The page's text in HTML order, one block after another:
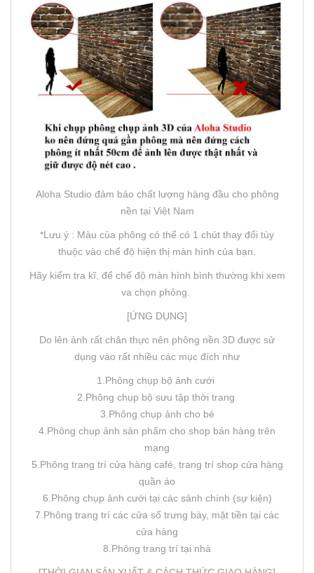
Aloha Studio đảm bảo chất lượng hàng đầu cho phông
nền tại Việt Nam
*Lưu ý : Màu của phông có thể có 1 chút thay đổi tùy
thuộc vào chế độ hiện thị màn hình của bạn.
Hãy kiểm tra kĩ, để chế độ màn hình bình thường khi xem
va chọn phông.
[ỨNG DỤNG]
Do lên ảnh rất chân thực nên phông nền 3D được sử
dụng vào rất nhiều các mục đích như
1.Phông chụp bộ ảnh cưới
2.Phông chụp bộ sưu tập thời trang
3.Phông chụp ảnh cho bé
4.Phông chụp ảnh sản phẩm cho shop bán hàng trên
mạng
5.Phông trang trí cửa hàng café, trang trí shop cửa hàng
quần áo
6.Phông chụp ảnh cưới tại các sảnh chính (sự kiện)
7.Phông trang trí các cửa sổ trưng bày, mặt tiền tại các
cửa hàng
8.Phông trang trí tại nhà